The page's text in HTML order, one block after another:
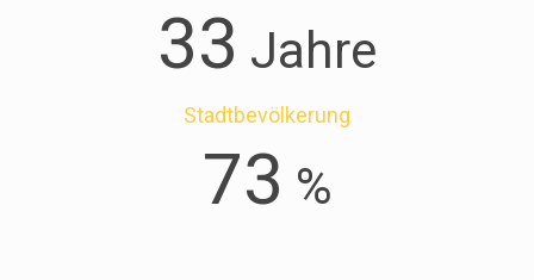
33 Jahre
Stadtbevölkerung
73 %